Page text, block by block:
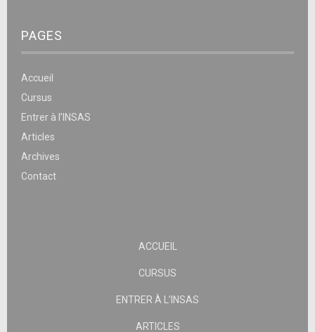
PAGES
Accueil
Cursus
Entrer à l’INSAS
Articles
Archives
Contact
ACCUEIL
CURSUS
ENTRER À L’INSAS
ARTICLES